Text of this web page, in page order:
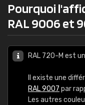
Pourquoi
RAL 9006 et
RAL 720-M est
Il existe une
RAL 9007 par
Les autres